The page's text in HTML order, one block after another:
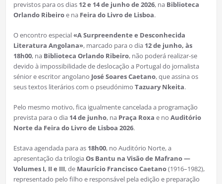
previstos para os dias 12 e 14 de junho de 2026, na Biblioteca
Orlando Ribeiroe na Feira do Livro de Lisboa.
O encontro especial«A Surpreendente e Desconhecida
Literatura Angolana», marcado para o dia 12 de junho, às
18h00, na Biblioteca Orlando Ribeiro, não poderá realizar-se
devido à impossibilidade de deslocação a Portugal do jornalista
sénior e escritor angolano José Soares Caetano, que assina os
seus textos literários com o pseudónimo Tazuary Nkeita.
Pelo mesmo motivo, fica igualmente cancelada a programação
prevista para o dia 14 de junho, na Praça Roxa e no Auditório
Norte da Feira do Livro de Lisboa 2026.
Estava agendada para as 18h00, no Auditório Norte, a
apresentação da trilogiaOs Bantu na Visão de Mafrano —
Volumes I, II e III, de Maurício Francisco Caetano(1916–1982),
representado pelo filho e responsável pela edição e preparação